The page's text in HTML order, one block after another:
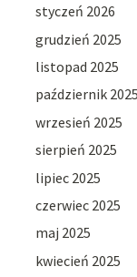
styczeń 2026
grudzień 2025
listopad 2025
październik 2025
wrzesień 2025
sierpień 2025
lipiec 2025
czerwiec 2025
maj 2025
kwiecień 2025